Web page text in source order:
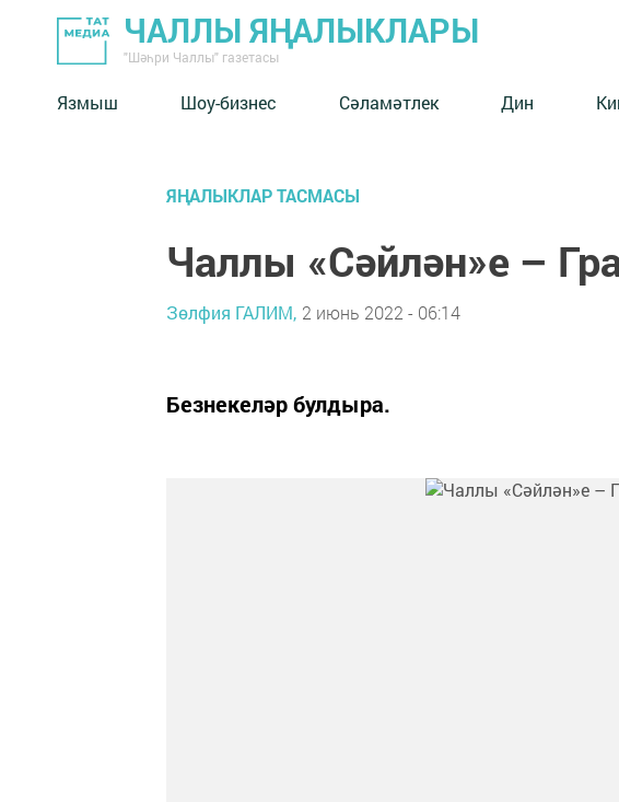
ЧАЛЛЫ ЯҢАЛЫКЛАРЫ
"Шәһри Чаллы" газетасы
Язмыш Шоу-бизнес Сәламәтлек Дин
ЯҢАЛЫКЛАР ТАСМАСЫ
Чаллы «Сәйлән»е –
Зөлфия ГАЛИМ, 2 июнь 2022 - 06:14
Безнекеләр булдыра.